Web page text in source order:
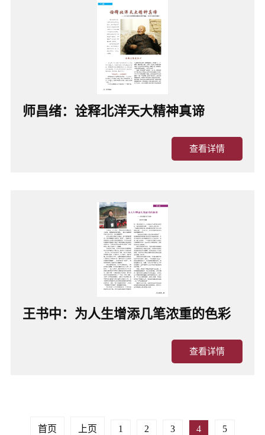
师昌绪：诠释北洋天大精神真谛
查看详情
王书中：为人生增添几笔浓重的色彩
查看详情
首页 上页 1 2 3 4 5